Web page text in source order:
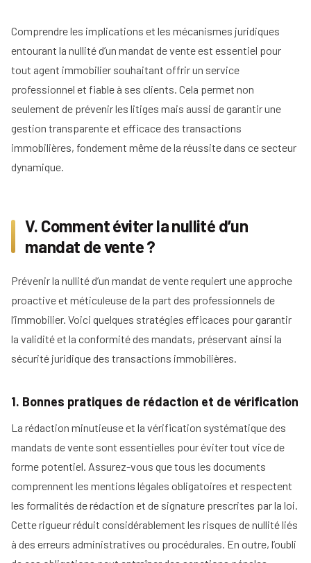
Comprendre les implications et les mécanismes juridiques
entourant la nullité d’un mandat de vente est essentiel pour
tout agent immobilier souhaitant offrir un service
professionnel et fiable à ses clients. Cela permet non
seulement de prévenir les litiges mais aussi de garantir une
gestion transparente et efficace des transactions
immobilières, fondement même de la réussite dans ce secteur
dynamique.
V. Comment éviter la nullité d’un
mandat de vente ?
Prévenir la nullité d’un mandat de vente requiert une approche
proactive et méticuleuse de la part des professionnels de
l’immobilier. Voici quelques stratégies efficaces pour garantir
la validité et la conformité des mandats, préservant ainsi la
sécurité juridique des transactions immobilières.
1. Bonnes pratiques de rédaction et de vérification
La rédaction minutieuse et la vérification systématique des
mandats de vente sont essentielles pour éviter tout vice de
forme potentiel. Assurez-vous que tous les documents
comprennent les mentions légales obligatoires et respectent
les formalités de rédaction et de signature prescrites par la loi.
Cette rigueur réduit considérablement les risques de nullité liés
à des erreurs administratives ou procédurales. En outre, l’oubli